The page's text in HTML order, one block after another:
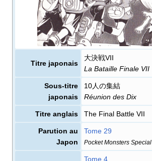
Titre japonais
大決戦VII
La Bataille Finale VII
Sous-titre
japonais
10人の集結
Réunion des Dix
Titre anglais The Final Battle VII
Parution au
Japon
Tome 29
Pocket Monsters Special
Tome 4